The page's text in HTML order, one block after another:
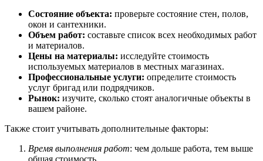
Состояние объекта: проверьте состояние стен, полов,
окон и сантехники.
Объем работ: составьте список всех необходимых работ
и материалов.
Цены на материалы: исследуйте стоимость
используемых материалов в местных магазинах.
Профессиональные услуги: определите стоимость
услуг бригад или подрядчиков.
Рынок: изучите, сколько стоят аналогичные объекты в
вашем районе.
Также стоит учитывать дополнительные факторы:
Время выполнения работ: чем дольше работа, тем выше